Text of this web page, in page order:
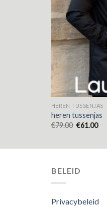
HEREN TUSSENJAS
heren tussenjas
€79.00 €61.00
BELEID
Privacybeleid